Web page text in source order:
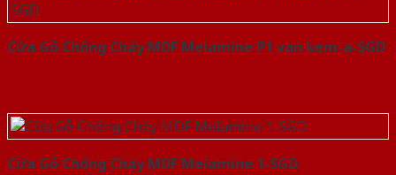
Cửa Gỗ Chống Cháy MDF Melamine P1 van kem-a-SGD
Cửa Gỗ Chống Cháy MDF Melamine 1-SGD